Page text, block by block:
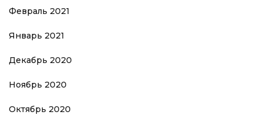
Февраль 2021
Январь 2021
Декабрь 2020
Ноябрь 2020
Октябрь 2020